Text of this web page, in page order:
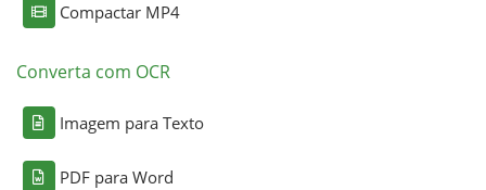
Compactar MP4
Converta com OCR
Imagem para Texto
PDF para Word